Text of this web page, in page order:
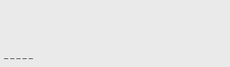
– – – – –